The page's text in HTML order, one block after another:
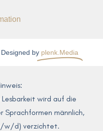
by plenk.Media
wird auf die
Sprachformen männlich,
w/d) verzichtet.